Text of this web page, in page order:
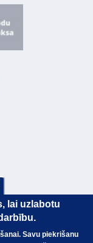
lai uzlabotu
Savu piekrišanu